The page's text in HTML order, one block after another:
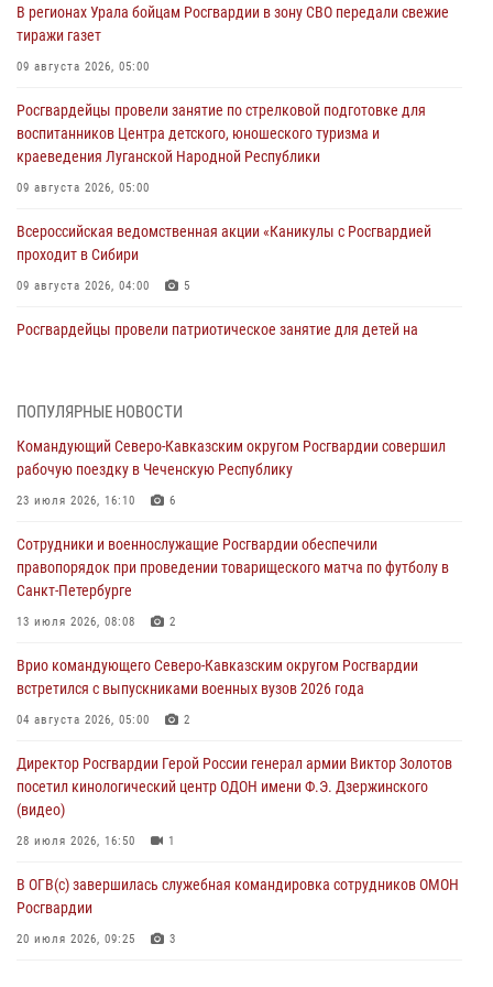
В регионах Урала бойцам Росгвардии в зону СВО передали свежие
тиражи газет
09 августа 2026, 05:00
Росгвардейцы провели занятие по стрелковой подготовке для
воспитанников Центра детского, юношеского туризма и
краеведения Луганской Народной Республики
09 августа 2026, 05:00
Всероссийская ведомственная акции «Каникулы с Росгвардией
проходит в Сибири
09 августа 2026, 04:00 5
Росгвардейцы провели патриотическое занятие для детей на
юных воспитанников спортивной школы
08 августа 2026, 13:00
стен музея истории космонавтики в Калуге
08 августа 2026, 09:29 2
В Северо-Западном округе Росгвардии продолжаются мероприятия
08 августа 2026, 09:03 1
Росгвардейцы в ЛНР совершенствуют навыки тактической
08 августа 2026, 09:00
ПОПУЛЯРНЫЕ НОВОСТИ
Командующий Северо-Кавказским округом Росгвардии совершил
рабочую поездку в Чеченскую Республику
23 июля 2026, 16:10 6
Сотрудники и военнослужащие Росгвардии обеспечили
правопорядок при проведении товарищеского матча по футболу в
Санкт-Петербурге
13 июля 2026, 08:08 2
Врио командующего Северо-Кавказским округом Росгвардии
встретился с выпускниками военных вузов 2026 года
04 августа 2026, 05:00 2
Директор Росгвардии Герой России генерал армии Виктор Золотов
посетил кинологический центр ОДОН имени Ф.Э. Дзержинского
(видео)
28 июля 2026, 16:50 1
В ОГВ(с) завершилась служебная командировка сотрудников ОМОН
Росгвардии
20 июля 2026, 09:25 3